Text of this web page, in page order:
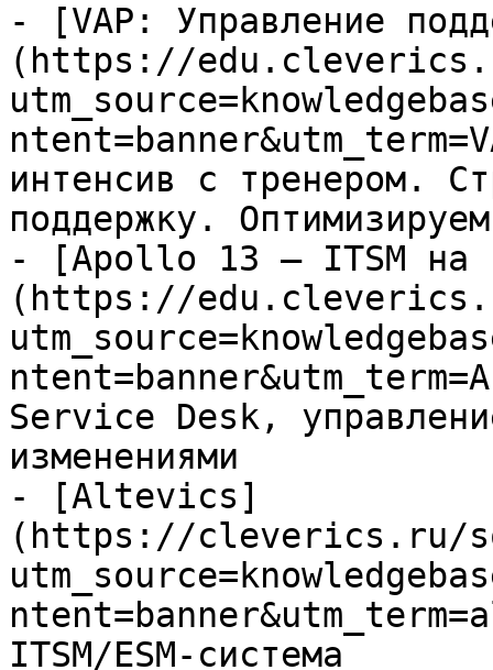
- [VAP: Управление
(https://
интенсив с тренером.
поддержку.
- [Apollo 13 — ITSM на
(https://
Service Desk,
изменениями
- [Altevics]
(https://cleverics.ru/
ITSM/ESM-система